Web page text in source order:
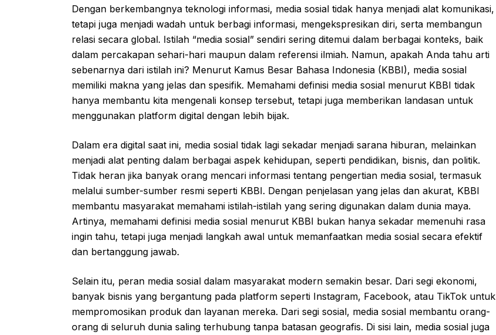
Dengan berkembangnya teknologi informasi, media sosial tidak hanya menjadi alat komunikasi,
tetapi juga menjadi wadah untuk berbagi informasi, mengekspresikan diri, serta membangun
relasi secara global. Istilah “media sosial” sendiri sering ditemui dalam berbagai konteks, baik
dalam percakapan sehari-hari maupun dalam referensi ilmiah. Namun, apakah Anda tahu arti
sebenarnya dari istilah ini? Menurut Kamus Besar Bahasa Indonesia (KBBI), media sosial
memiliki makna yang jelas dan spesifik. Memahami definisi media sosial menurut KBBI tidak
hanya membantu kita mengenali konsep tersebut, tetapi juga memberikan landasan untuk
menggunakan platform digital dengan lebih bijak.
Dalam era digital saat ini, media sosial tidak lagi sekadar menjadi sarana hiburan, melainkan
menjadi alat penting dalam berbagai aspek kehidupan, seperti pendidikan, bisnis, dan politik.
Tidak heran jika banyak orang mencari informasi tentang pengertian media sosial, termasuk
melalui sumber-sumber resmi seperti KBBI. Dengan penjelasan yang jelas dan akurat, KBBI
membantu masyarakat memahami istilah-istilah yang sering digunakan dalam dunia maya.
Artinya, memahami definisi media sosial menurut KBBI bukan hanya sekadar memenuhi rasa
ingin tahu, tetapi juga menjadi langkah awal untuk memanfaatkan media sosial secara efektif
dan bertanggung jawab.
Selain itu, peran media sosial dalam masyarakat modern semakin besar. Dari segi ekonomi,
banyak bisnis yang bergantung pada platform seperti Instagram, Facebook, atau TikTok untuk
mempromosikan produk dan layanan mereka. Dari segi sosial, media sosial membantu orang-
orang di seluruh dunia saling terhubung tanpa batasan geografis. Di sisi lain, media sosial juga